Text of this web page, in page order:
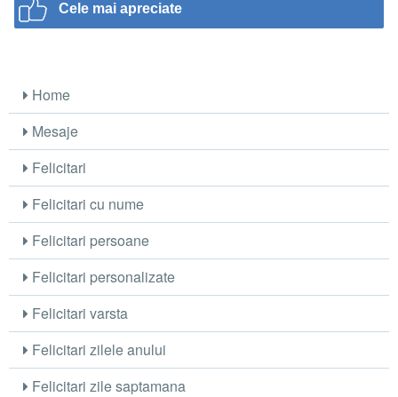
Cele mai apreciate
Home
Mesaje
Felicitari
Felicitari cu nume
Felicitari persoane
Felicitari personalizate
Felicitari varsta
Felicitari zilele anului
Felicitari zile saptamana